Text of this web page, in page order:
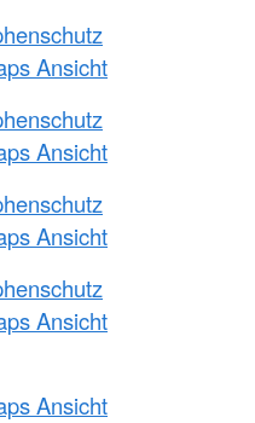
Ansicht
Ansicht
Ansicht
Ansicht
Ansicht